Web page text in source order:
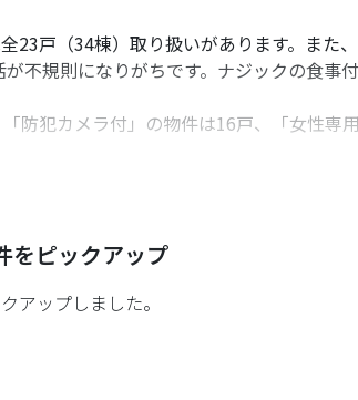
校学生向けの食事付き物件やオススメな
23戸（34棟）取り扱いがあります。また
不規則になりがちです。ナジックの食事
防犯カメラ付」の物件は16戸、「女性専
をピックアップ
アップしました。